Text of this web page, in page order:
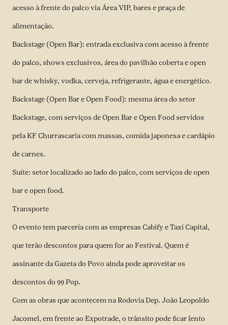
acesso à frente do palco via Área VIP, bares e praça de
alimentação.
Backstage (Open Bar): entrada exclusiva com acesso à frente
do palco, shows exclusivos, área do pavilhão coberta e open
bar de whisky, vodka, cerveja, refrigerante, água e energético.
Backstage (Open Bar e Open Food): mesma área do setor
Backstage, com serviços de Open Bar e Open Food servidos
pela KF Churrascaria com massas, comida japonesa e cardápio
de carnes.
Suíte: setor localizado ao lado do palco, com serviços de open
bar e open food.
Transporte
O evento tem parceria com as empresas Cabify e Taxi Capital,
que terão descontos para quem for ao Festival. Quem é
assinante da Gazeta do Povo ainda pode aproveitar os
descontos do 99 Pop.
Com as obras que acontecem na Rodovia Dep. João Leopoldo
Jacomel, em frente ao Expotrade, o trânsito pode ficar lento